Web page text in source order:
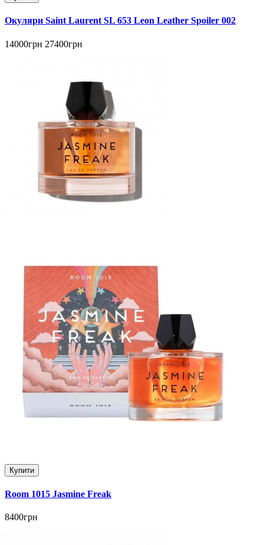
Окуляри Saint Laurent SL 653 Leon Leather Spoiler 002
14000грн 27400грн
Купити
Room 1015 Jasmine Freak
8400грн